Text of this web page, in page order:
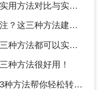
操指南（附详细表格）！
三种方法建议收藏！
都可以实现批量转换
种方法很好用！
法帮你轻松转换！